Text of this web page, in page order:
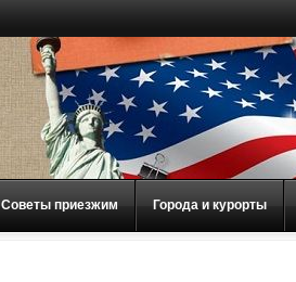
Советы приезжим Города и курорты